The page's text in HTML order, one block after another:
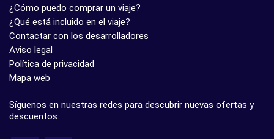
¿Cómo puedo comprar un viaje?
¿Qué está incluido en el viaje?
Contactar con los desarrolladores
Aviso legal
Política de privacidad
Mapa web
Síguenos en nuestras redes para descubrir nuevas ofertas y
descuentos: